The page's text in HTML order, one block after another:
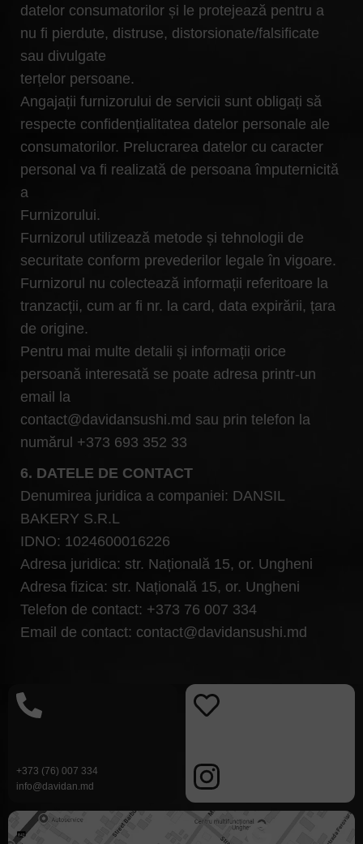
datelor consumatorilor și le protejează pentru a
nu fi pierdute, distruse, distorsionate/falsificate
sau divulgate
terțelor persoane.
Angajații furnizorului de servicii sunt obligați să
respecte confidențialitatea datelor personale ale
consumatorilor. Prelucrarea datelor cu caracter
personal va fi realizată de persoana împuternicită
a
Furnizorului.
Furnizorul utilizează metode și tehnologii de
securitate conform prevederilor legale în vigoare.
Furnizorul nu colectează informații referitoare la
tranzacții, cum ar fi nr. la card, data expirării, țara
de origine.
Pentru mai multe detalii și informații orice
persoană interesată se poate adresa printr-un
email la
contact@davidansushi.md sau prin telefon la
numărul +373 693 352 33
6. DATELE DE CONTACT
Denumirea juridica a companiei: DANSIL
BAKERY S.R.L
IDNO: 1024600016226
Adresa juridica: str. Națională 15, or. Ungheni
Adresa fizica: str. Națională 15, or. Ungheni
Telefon de contact: +373 76 007 334
Email de contact: contact@davidansushi.md
+373 (76) 007 334
info@davidan.md